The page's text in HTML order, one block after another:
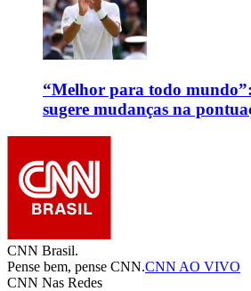
“Melhor para todo
sugere mudanças na
CNN Brasil.
Pense bem, pense CNN.CNN AO VIVO
CNN Nas Redes